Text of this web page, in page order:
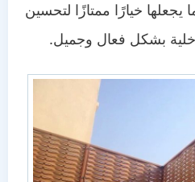
يجعلها خيارًا ممتازًا لتحسين
بشكل فعال وجميل.